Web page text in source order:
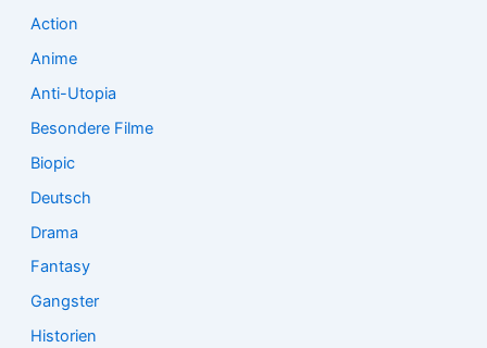
Action
Anime
Anti-Utopia
Besondere Filme
Biopic
Deutsch
Drama
Fantasy
Gangster
Historien